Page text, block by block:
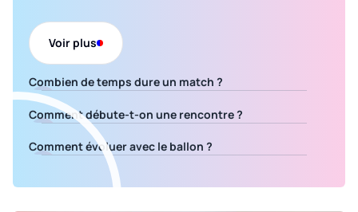
Voir plus
Combien de temps dure un match ?
Comment débute-t-on une rencontre ?
Comment évoluer avec le ballon ?